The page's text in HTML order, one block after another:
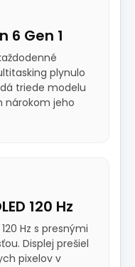
6 Gen 1
plynulo
triede modelu
nárokom jeho
120 Hz
Hz s presnými
Displej prešiel
pixelov v